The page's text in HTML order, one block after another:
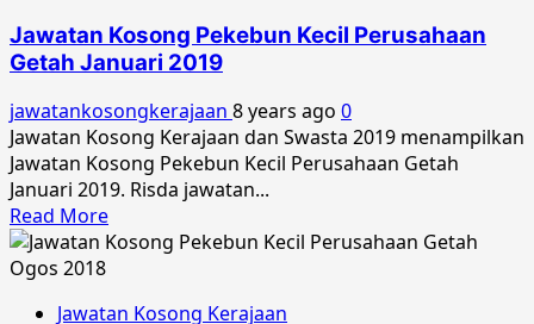
Jawatan Kosong Pekebun Kecil Perusahaan
Getah Januari 2019
jawatankosongkerajaan 8 years ago 0
Jawatan Kosong Kerajaan dan Swasta 2019 menampilkan
Jawatan Kosong Pekebun Kecil Perusahaan Getah
Januari 2019. Risda jawatan...
Read MoreRead
more
Jawatan Kosong Kerajaan